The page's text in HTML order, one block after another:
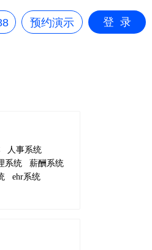
预约演示 登录
人事系统
系统
薪酬系统
ehr系统